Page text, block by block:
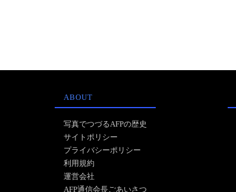
ABOUT
写真でつづるAFPの歴史
サイトポリシー
プライバシーポリシー
利用規約
運営会社
AFP通信会長ごあいさつ